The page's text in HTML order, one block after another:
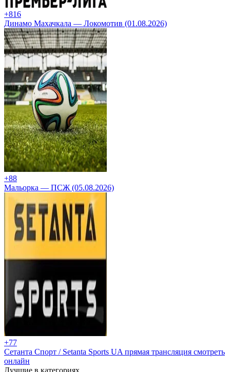
+816
Динамо Махачкала — Локомотив (01.08.2026)
+88
Мальорка — ПСЖ (05.08.2026)
+77
Сетанта Спорт / Setanta Sports UA прямая трансляция смотреть
онлайн
Лучшие в категориях